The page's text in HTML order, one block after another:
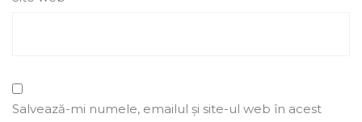
Salvează-mi numele, emailul și site-ul web în acest